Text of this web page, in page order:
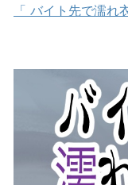
「 バイト先で濡